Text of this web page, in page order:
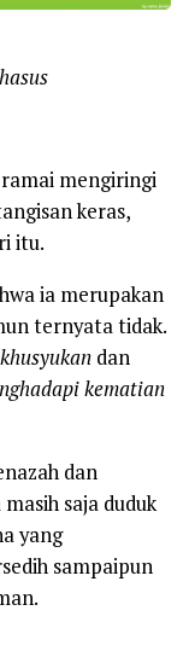
mengiringi
keras,
itu.
ia merupakan
ternyata tidak.
khusyukan dan
kematian
dan
saja duduk
yang
sampaipun